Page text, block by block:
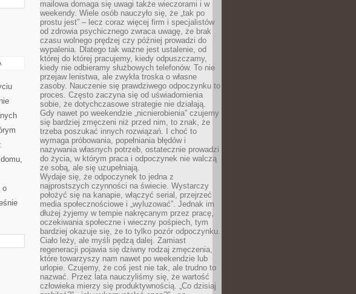
o
mailowa domaga się uwagi także wieczorami i w
weekendy. Wiele osób nauczyło się, że „tak po
prostu jest” – lecz coraz więcej firm i specjalistów
od zdrowia psychicznego zwraca uwagę, że brak
czasu wolnego prędzej czy później prowadzi do
wypalenia. Dlatego tak ważne jest ustalenie, od
której do której pracujemy, kiedy odpuszczamy,
kiedy nie odbieramy służbowych telefonów. To nie
przejaw lenistwa, ale zwykła troska o własne
zasoby. Nauczenie się prawdziwego odpoczynku to
proces. Często zaczyna się od uświadomienia
sobie, że dotychczasowe strategie nie działają.
Gdy nawet po weekendzie „nicnierobienia” czujemy
się bardziej zmęczeni niż przed nim, to znak, że
trzeba poszukać innych rozwiązań. I choć to
wymaga próbowania, popełniania błędów i
nazywania własnych potrzeb, ostatecznie prowadzi
do życia, w którym praca i odpoczynek nie walczą
ze sobą, ale się uzupełniają.
Wydaje się, że odpoczynek to jedna z
najprostszych czynności na świecie. Wystarczy
położyć się na kanapie, włączyć serial, przejrzeć
media społecznościowe i „wyluzować”. Jednak im
dłużej żyjemy w tempie nakręcanym przez pracę,
oczekiwania społeczne i wieczny pośpiech, tym
bardziej okazuje się, że to tylko pozór odpoczynku.
Ciało leży, ale myśli pędzą dalej. Zamiast
regeneracji pojawia się dziwny rodzaj zmęczenia,
które towarzyszy nam nawet po weekendzie lub
urlopie. Czujemy, że coś jest nie tak, ale trudno to
nazwać. Przez lata nauczyliśmy się, że wartość
człowieka mierzy się produktywnością. „Co dzisiaj